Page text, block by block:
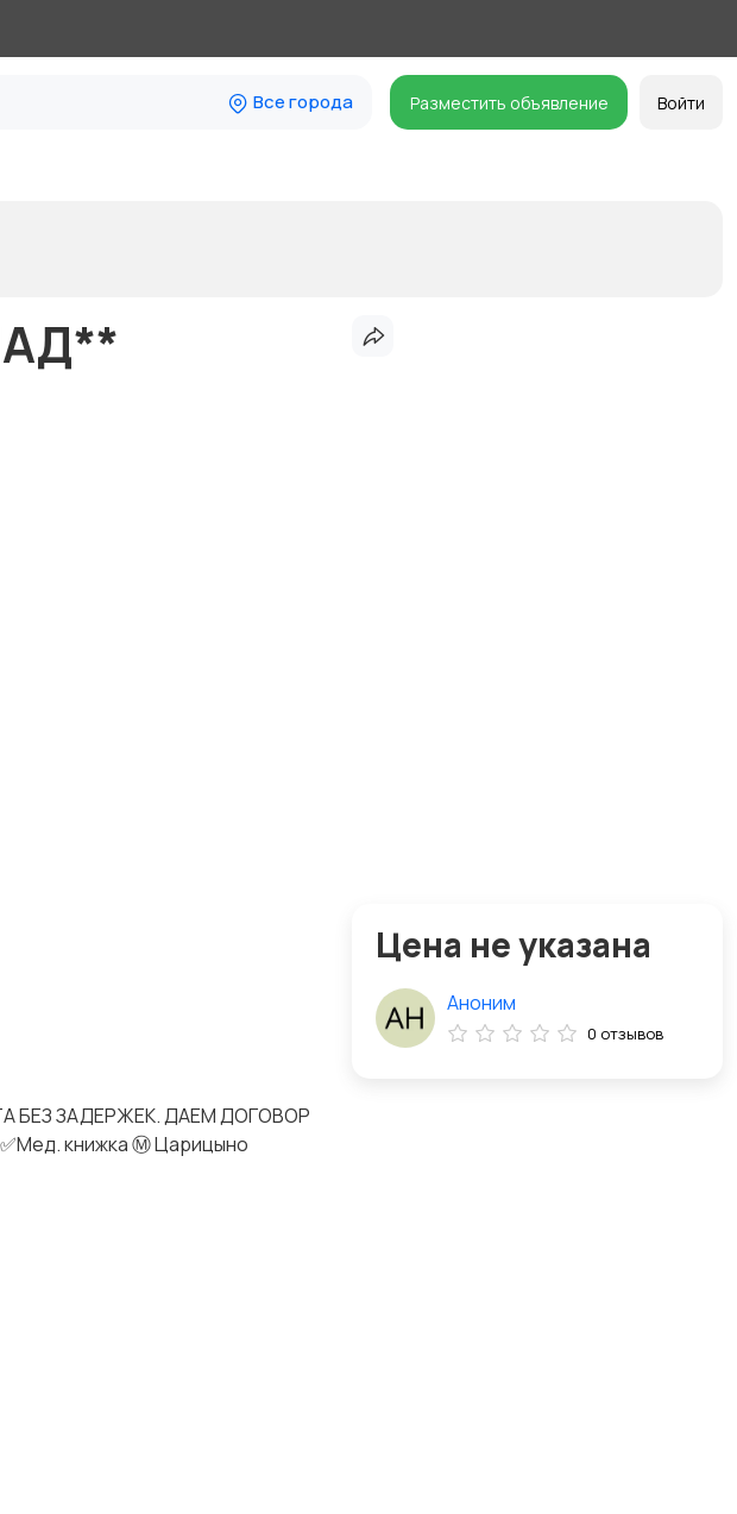
Все города Разместить объявление Войти
БЕЗ ЗАДЕРЖЕК. ДАЕМ ДОГОВОР
книжка Ⓜ Царицыно
Цена не указана
Аноним
0 отзывов